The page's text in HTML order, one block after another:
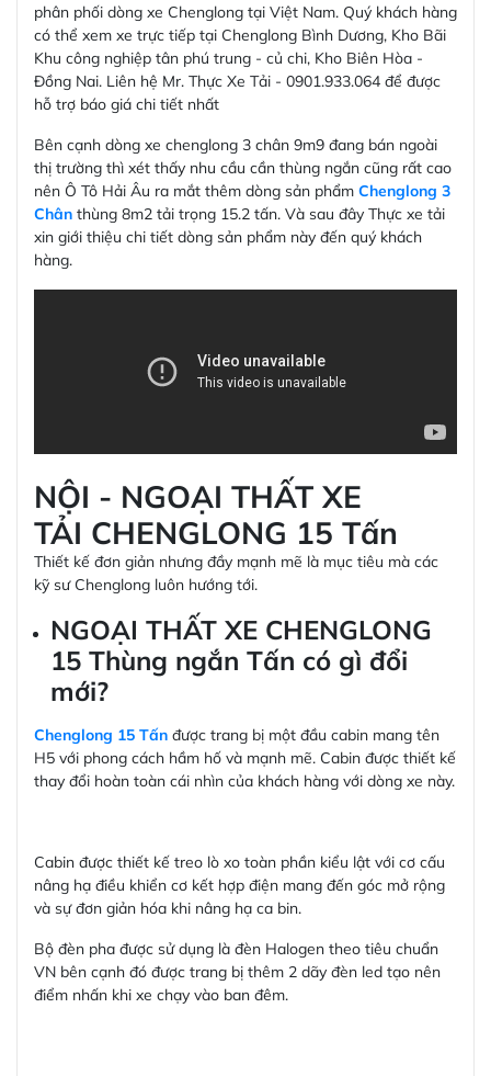
phân phối dòng xe Chenglong tại Việt Nam. Quý khách hàng
có thể xem xe trực tiếp tại Chenglong Bình Dương, Kho Bãi
Khu công nghiệp tân phú trung - củ chi, Kho Biên Hòa -
Đồng Nai. Liên hệ Mr. Thực Xe Tải - 0901.933.064 để được
hỗ trợ báo giá chi tiết nhất
Bên cạnh dòng xe chenglong 3 chân 9m9 đang bán ngoài
thị trường thì xét thấy nhu cầu cần thùng ngắn cũng rất cao
nên Ô Tô Hải Âu ra mắt thêm dòng sản phẩm Chenglong 3
Chân thùng 8m2 tải trọng 15.2 tấn. Và sau đây Thực xe tải
xin giới thiệu chi tiết dòng sản phẩm này đến quý khách
hàng.
NỘI - NGOẠI THẤT XE
TẢI CHENGLONG 15 Tấn
Thiết kế đơn giản nhưng đầy mạnh mẽ là mục tiêu mà các
kỹ sư Chenglong luôn hướng tới.
NGOẠI THẤT XE CHENGLONG
15 Thùng ngắn Tấn có gì đổi
mới?
Chenglong 15 Tấn được trang bị một đầu cabin mang tên
H5 với phong cách hầm hố và mạnh mẽ. Cabin được thiết kế
thay đổi hoàn toàn cái nhìn của khách hàng với dòng xe này.
Cabin được thiết kế treo lò xo toàn phần kiểu lật với cơ cấu
nâng hạ điều khiển cơ kết hợp điện mang đến góc mở rộng
và sự đơn giản hóa khi nâng hạ ca bin.
Bộ đèn pha được sử dụng là đèn Halogen theo tiêu chuẩn
VN bên cạnh đó được trang bị thêm 2 dãy đèn led tạo nên
điểm nhấn khi xe chạy vào ban đêm.